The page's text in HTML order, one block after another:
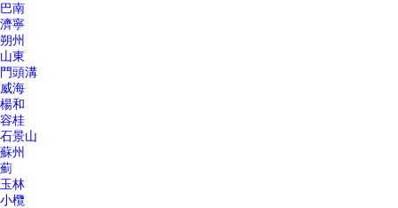
巴南
濟寧
朔州
山東
門頭溝
威海
楊和
容桂
石景山
蘇州
薊
玉林
小欖